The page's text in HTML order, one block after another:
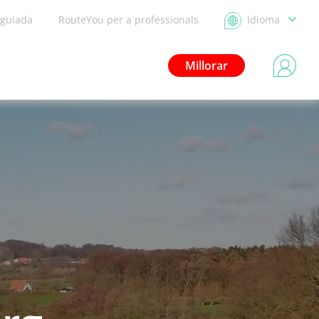
RouteYou per a professionals Idioma
Millorar